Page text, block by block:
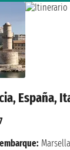
España,
Marsella